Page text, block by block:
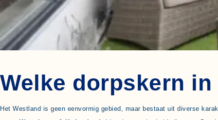
Welke dorpskern
Het Westland is geen eenvormig gebied, maar bestaat uit diverse